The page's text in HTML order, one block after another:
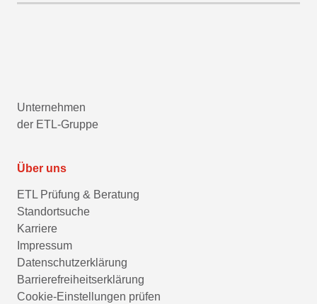
Unternehmen
der ETL-Gruppe
Über uns
ETL Prüfung & Beratung
Standortsuche
Karriere
Impressum
Datenschutzerklärung
Barrierefreiheitserklärung
Cookie-Einstellungen prüfen